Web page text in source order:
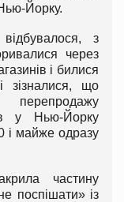
Йорку.
з
через
і билися
зізналися, що
у Нью-Йорку
і майже одразу
частину
поспішати» із